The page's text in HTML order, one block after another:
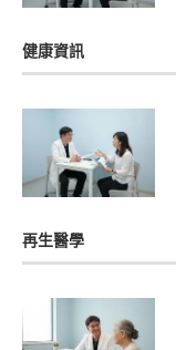
健康資訊
再生醫學